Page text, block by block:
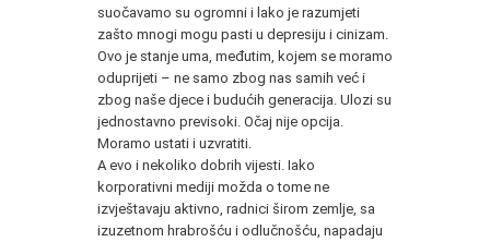
suočavamo su ogromni i lako je razumjeti
zašto mnogi mogu pasti u depresiju i cinizam.
Ovo je stanje uma, međutim, kojem se moramo
oduprijeti – ne samo zbog nas samih već i
zbog naše djece i budućih generacija. Ulozi su
jednostavno previsoki. Očaj nije opcija.
Moramo ustati i uzvratiti.
A evo i nekoliko dobrih vijesti. Iako
korporativni mediji možda o tome ne
izvještavaju aktivno, radnici širom zemlje, sa
izuzetnom hrabrošću i odlučnošću, napadaju